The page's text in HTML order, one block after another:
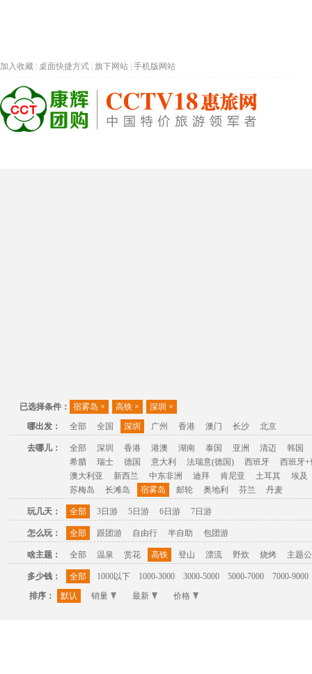
加入收藏 桌面快捷方式 旗下网站 手机版网站
已选择条件： 宿雾岛 × 高铁 × 深圳 ×
哪出发：
全部 全国 深圳 广州 香港 澳门 长沙 北京
去哪儿： 全部 深圳 香港 港澳 湖南 泰国 亚洲 清迈
韩国
希腊
瑞士 德国 意大利 法瑞意(德国) 西班牙
西班牙+
澳大利亚
新西兰 中东非洲 迪拜 肯尼亚 土耳其
埃及
苏梅岛
长滩岛 宿雾岛 邮轮 奥地利 芬兰 丹麦
玩几天： 全部 3日游 5日游 6日游 7日游
怎么玩： 全部 跟团游 自由行 半自助 包团游
啥主题： 全部 温泉 赏花 高铁 登山 漂流 野炊 烧烤 主题
多少钱： 全部 1000以下 1000-3000 3000-5000 5000-7000
7000-9000
排序：
默认 销量 最新 价格